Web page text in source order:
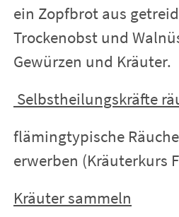
ein Zopfbrot aus
Trockenobst und
Gewürzen und Kräuter.
Selbstheilungskräfte
flämingtypische
erwerben (Kräuterkurs
Kräuter sammeln